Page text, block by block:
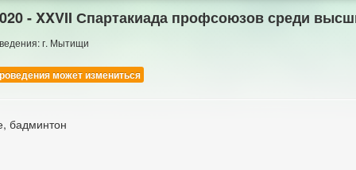
- XXVII Спартакиада профсоюзов среди
г. Мытищи
может измениться
бадминтон